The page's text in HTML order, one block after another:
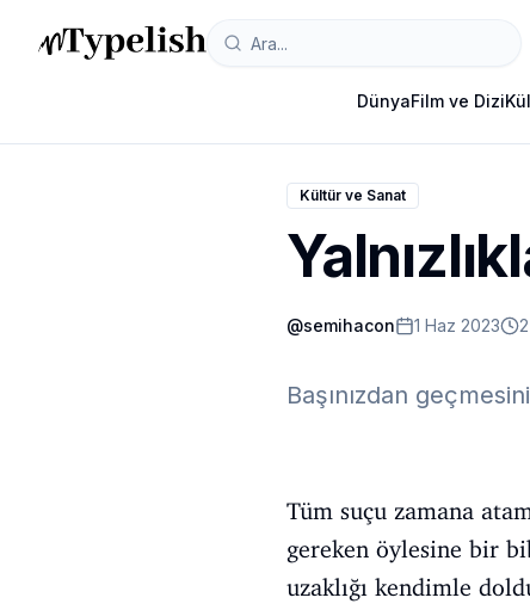
DünyaFilm ve Dizi
Kültür ve Sanat
@semihacon 1 Haz 2023
Başınızdan
Tüm suçu zamana
gereken öylesine bir
uzaklığı kendimle